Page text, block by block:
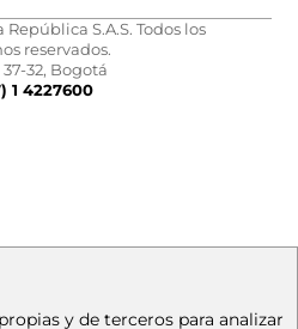
S.A.S. Todos los
reservados.
37-32, Bogotá
1 4227600
y de terceros para analizar